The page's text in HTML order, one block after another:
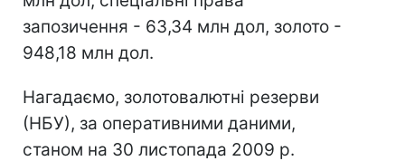
запозичення - 63,34 млн дол, золото -
948,18 млн дол.
Нагадаємо, золотовалютні резерви
(НБУ), за оперативними даними,
станом на 30 листопада 2009 р.